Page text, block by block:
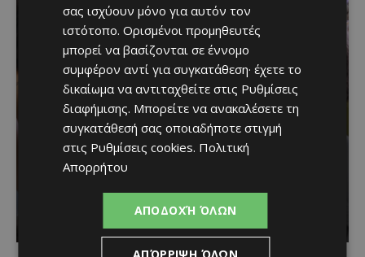
Μια βραδιά γεμάτη
παράδοση, μουσική και
κέφι στον Δελίκηπο για
τη γιορτή του
Χρυσοσώτηρος
σας ισχύουν μόνο για αυτόν τον
ιστότοπο. Ορισμένοι προμηθευτές
μπορεί να βασίζονται σε έννομο
συμφέρον αντί για συγκατάθεση· έχετε το
δικαίωμα να αντιταχθείτε στις Ρυθμίσεις
διαφήμισης. Μπορείτε να ανακαλέσετε τη
συγκατάθεσή σας οποιαδήποτε στιγμή
στις Ρυθμίσεις cookies. Πολιτική
Απορρήτου
ΑΠΟΔΟΧΉ ΌΛΩΝ
ΑΠΌΡΡΙΨΗ ΌΛΩΝ